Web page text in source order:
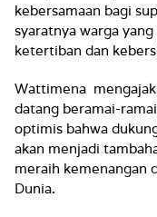
kebersamaan bagi
syaratnya warga
ketertiban dan
Wattimena
datang beramai-
optimis bahwa
akan menjadi
meraih kemenangan
Dunia.